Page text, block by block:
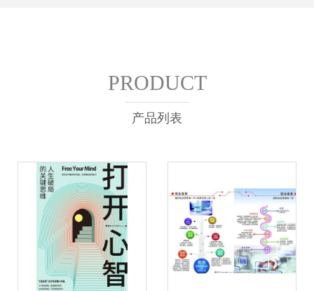
PRODUCT
产品列表